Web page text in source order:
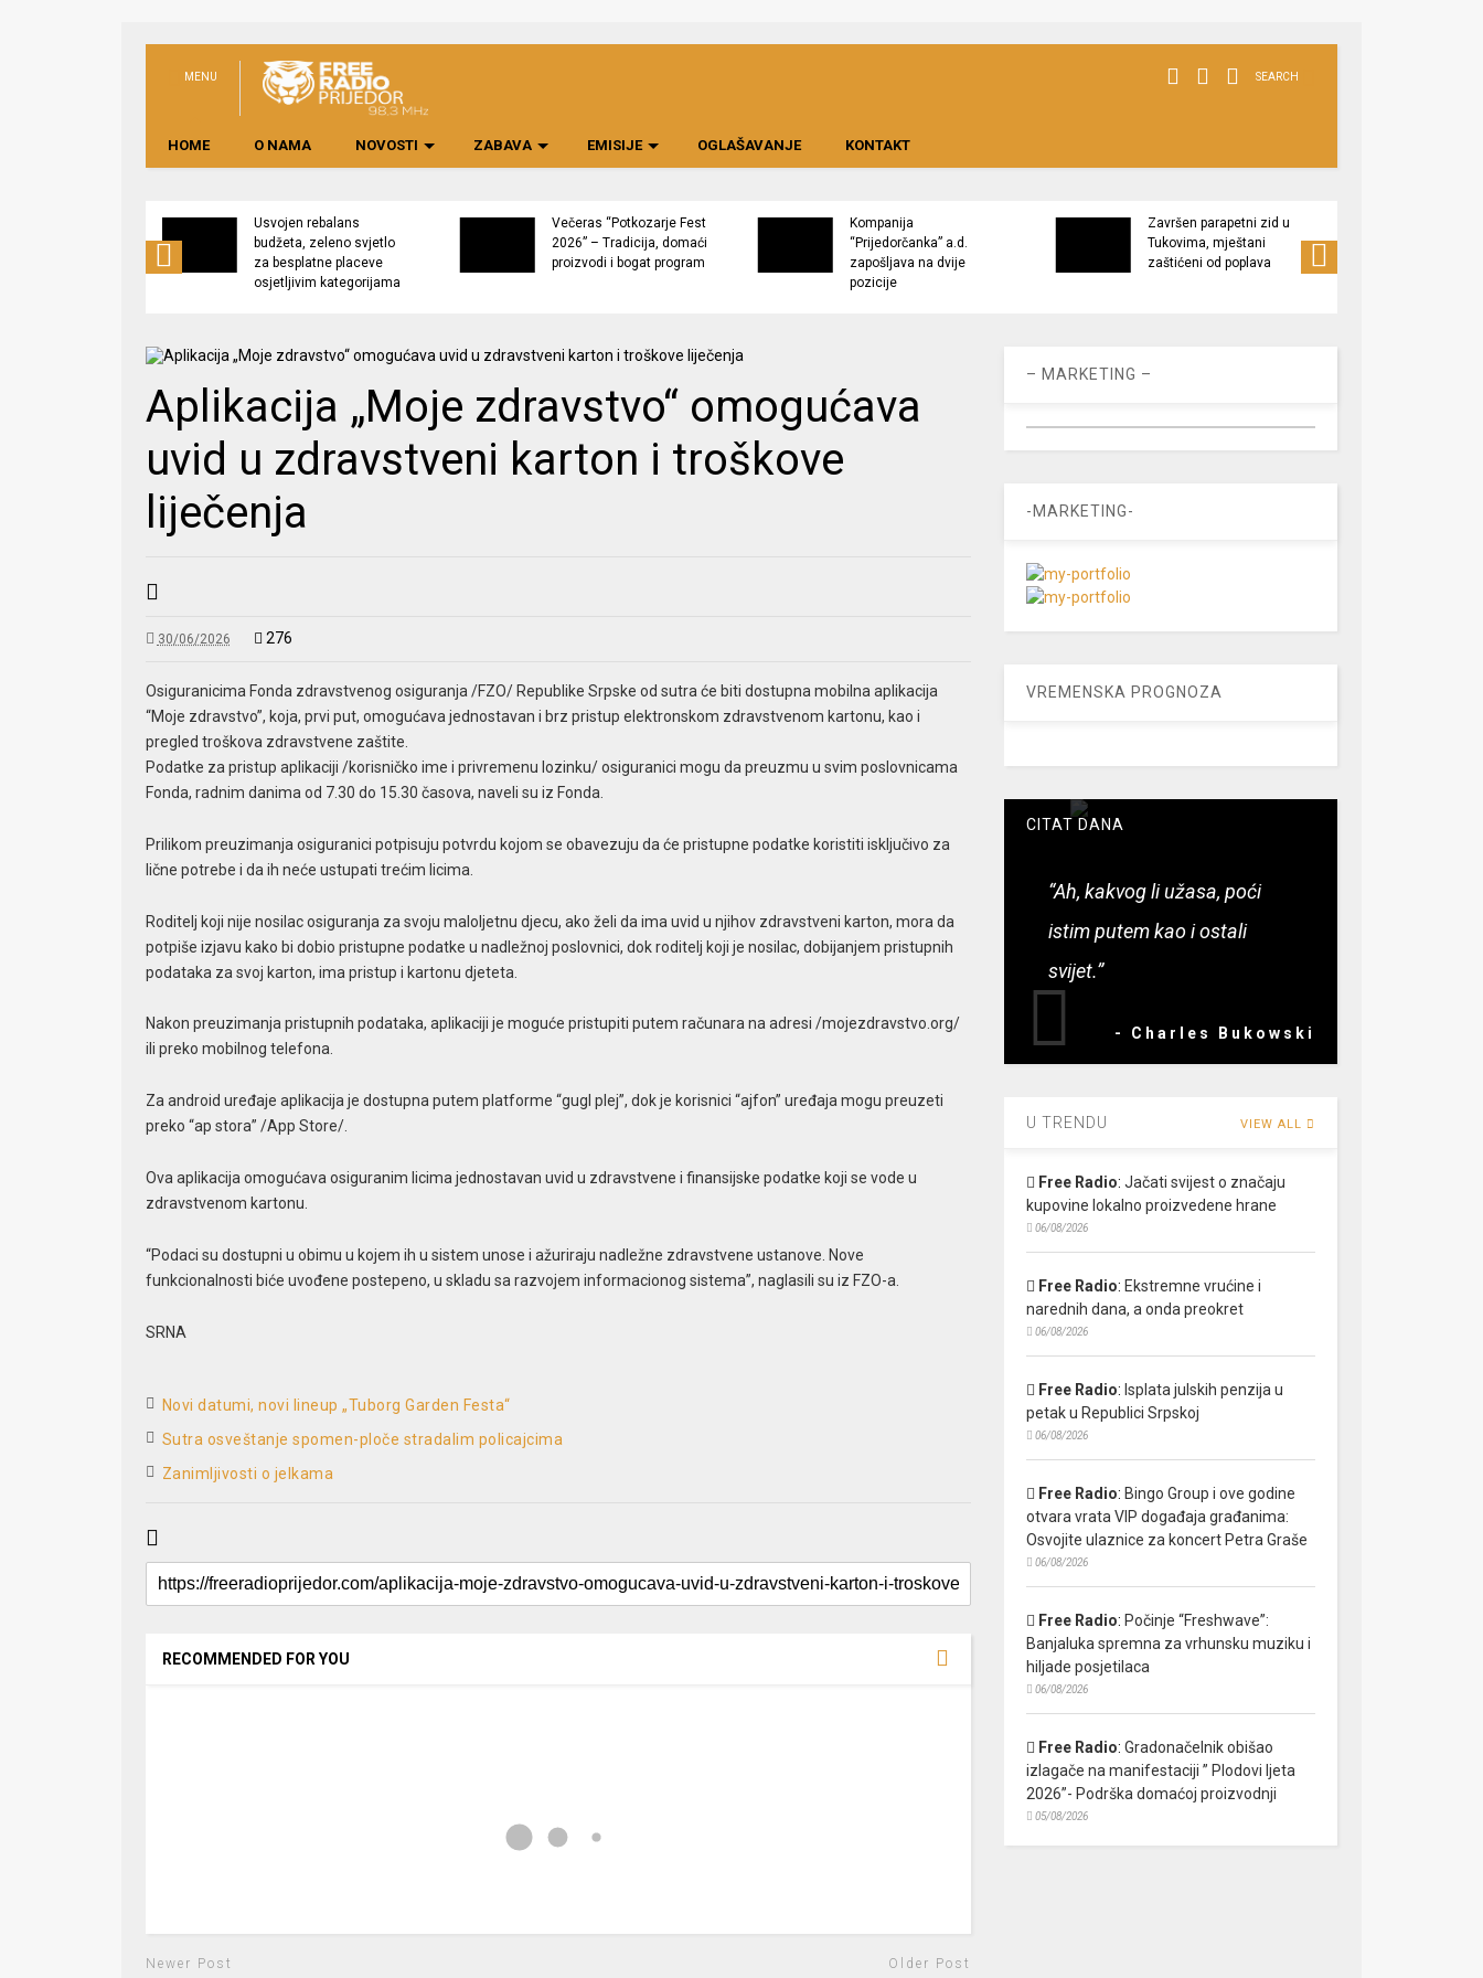
MENU SEARCH
HOME O NAMA NOVOSTI ZABAVA EMISIJE OGLAŠAVANJE KONTAKT
Usvojen rebalans
budžeta, zeleno svjetlo
za besplatne placeve
osjetljivim kategorijama
Večeras “Potkozarje Fest
2026” – Tradicija, domaći
proizvodi i bogat program
Kompanija
“Prijedorčanka” a.d.
zapošljava na dvije
pozicije
Završen parapetni zid u
Tukovima, mještani
zaštićeni od poplava
Aplikacija „Moje zdravstvo“ omogućava
uvid u zdravstveni karton i troškove
liječenja
30/06/2026 276
Osiguranicima Fonda zdravstvenog osiguranja /FZO/ Republike Srpske od sutra će biti dostupna mobilna aplikacija
“Moje zdravstvo”, koja, prvi put, omogućava jednostavan i brz pristup elektronskom zdravstvenom kartonu, kao i
pregled troškova zdravstvene zaštite.
Podatke za pristup aplikaciji /korisničko ime i privremenu lozinku/ osiguranici mogu da preuzmu u svim poslovnicama
Fonda, radnim danima od 7.30 do 15.30 časova, naveli su iz Fonda.
Prilikom preuzimanja osiguranici potpisuju potvrdu kojom se obavezuju da će pristupne podatke koristiti isključivo za
lične potrebe i da ih neće ustupati trećim licima.
Roditelj koji nije nosilac osiguranja za svoju maloljetnu djecu, ako želi da ima uvid u njihov zdravstveni karton, mora da
potpiše izjavu kako bi dobio pristupne podatke u nadležnoj poslovnici, dok roditelj koji je nosilac, dobijanjem pristupnih
podataka za svoj karton, ima pristup i kartonu djeteta.
Nakon preuzimanja pristupnih podataka, aplikaciji je moguće pristupiti putem računara na adresi /mojezdravstvo.org/
ili preko mobilnog telefona.
Za android uređaje aplikacija je dostupna putem platforme “gugl plej”, dok je korisnici “ajfon” uređaja mogu preuzeti
preko “ap stora” /App Store/.
Ova aplikacija omogućava osiguranim licima jednostavan uvid u zdravstvene i finansijske podatke koji se vode u
zdravstvenom kartonu.
“Podaci su dostupni u obimu u kojem ih u sistem unose i ažuriraju nadležne zdravstvene ustanove. Nove
funkcionalnosti biće uvođene postepeno, u skladu sa razvojem informacionog sistema”, naglasili su iz FZO-a.
SRNA
Novi datumi, novi lineup „Tuborg Garden Festa“
Sutra osveštanje spomen-ploče stradalim policajcima
Zanimljivosti o jelkama
RECOMMENDED FOR YOU
Newer Post Older Post
– MARKETING –
-MARKETING-
VREMENSKA PROGNOZA
CITAT DANA
“Ah, kakvog li užasa, poći
istim putem kao i ostali
svijet.”
- Charles Bukowski
U TRENDU VIEW ALL
Free Radio: Jačati svijest o značaju
kupovine lokalno proizvedene hrane
06/08/2026
Free Radio: Ekstremne vrućine i
narednih dana, a onda preokret
06/08/2026
Free Radio: Isplata julskih penzija u
petak u Republici Srpskoj
06/08/2026
Free Radio: Bingo Group i ove godine
otvara vrata VIP događaja građanima:
Osvojite ulaznice za koncert Petra Graše
06/08/2026
Free Radio: Počinje “Freshwave”:
Banjaluka spremna za vrhunsku muziku i
hiljade posjetilaca
06/08/2026
Free Radio: Gradonačelnik obišao
izlagače na manifestaciji ” Plodovi ljeta
2026”- Podrška domaćoj proizvodnji
05/08/2026